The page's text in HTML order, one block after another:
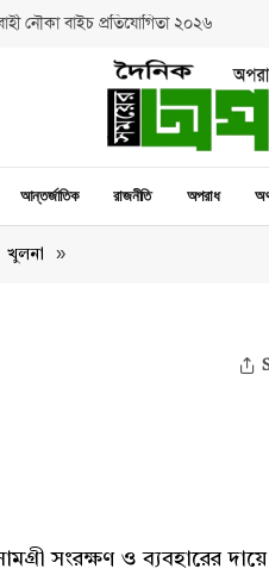
নৌকা বাইচ প্রতিযোগিতা ২০২৬
আন্তর্জাতিক রাজনীতি অপরাধ
খুলনা »
সংরক্ষণ ও ব্যবহারের